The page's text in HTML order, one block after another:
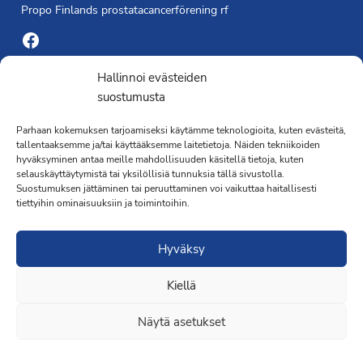
Hallinnoi evästeiden
suostumusta
Parhaan kokemuksen tarjoamiseksi käytämme teknologioita, kuten evästeitä,
tallentaaksemme ja/tai käyttääksemme laitetietoja. Näiden tekniikoiden
hyväksyminen antaa meille mahdollisuuden käsitellä tietoja, kuten
selauskäyttäytymistä tai yksilöllisiä tunnuksia tällä sivustolla.
Suostumuksen jättäminen tai peruuttaminen voi vaikuttaa haitallisesti
tiettyihin ominaisuuksiin ja toimintoihin.
Hyväksy
Kiellä
Näytä asetukset
Propo Finlands prostatacancerförening rf
Facebook
Yhdistyksen toimisto
Laivapojankatu 3 C, 00180 Helsinki
toimisto@propo.fi
Saavutettavuusseloste »
Toiminnanjohtaja